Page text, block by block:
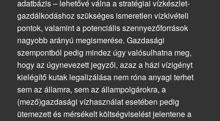
adatbázis – lehetővé válna a stratégiai vízkészlet-
gazdálkodáshoz szükséges ismeretlen vízkivételi
pontok, valamint a potenciális szennyezőforrások
nagyobb arányú megismerése. Gazdasági
szempontból pedig mindez úgy valósulhatna meg,
hogy az úgynevezett jegyzői, azaz a házi vízigényt
kielégítő kutak legalizálása nem róna anyagi terhet
sem az államra, sem az állampolgárokra, a
(mező)gazdasági vízhasználat esetében pedig
ütemezett és mérsékelt költségviselést jelentene a